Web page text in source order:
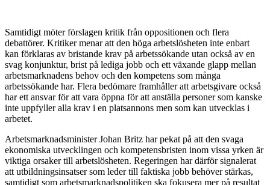
Samtidigt möter förslagen kritik från oppositionen och flera
debattörer. Kritiker menar att den höga arbetslösheten inte enbart
kan förklaras av bristande krav på arbetssökande utan också av en
svag konjunktur, brist på lediga jobb och ett växande glapp mellan
arbetsmarknadens behov och den kompetens som många
arbetssökande har. Flera bedömare framhåller att arbetsgivare också
har ett ansvar för att vara öppna för att anställa personer som kanske
inte uppfyller alla krav i en platsannons men som kan utvecklas i
arbetet.
Arbetsmarknadsminister Johan Britz har pekat på att den svaga
ekonomiska utvecklingen och kompetensbristen inom vissa yrken är
viktiga orsaker till arbetslösheten. Regeringen har därför signalerat
att utbildningsinsatser som leder till faktiska jobb behöver stärkas,
samtidigt som arbetsmarknadspolitiken ska fokusera mer på resultat